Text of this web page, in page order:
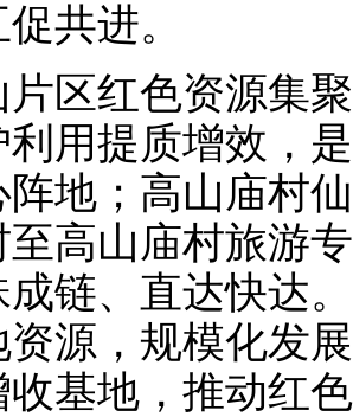
共进。
区红色资源集
利用提质增效，
阵地；高山庙村
至高山庙村旅游
成链、直达快达
资源，规模化发
收基地，推动红